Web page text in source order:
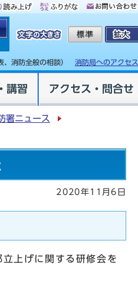
、消防全般の相談） 消防局へのアクセス
講習 アクセス・問合せ
署ニュース
2020年11月6日
上げに関する研修会を